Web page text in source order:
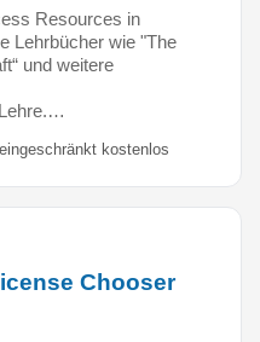
Resources in
Lehrbücher wie "The
und weitere
kostenlos
Chooser